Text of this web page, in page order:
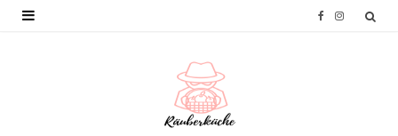
I